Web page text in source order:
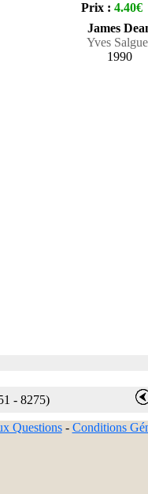
Prix :4.40€
James
Yves
1990
- 8275)
Questions- Conditions